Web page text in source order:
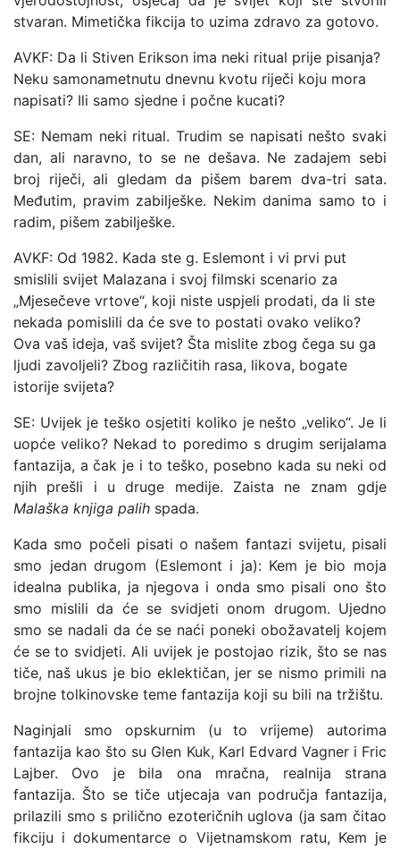
stvaran. Mimetička fikcija to uzima zdravo za gotovo.
AVKF: Da li Stiven Erikson ima neki ritual prije pisanja?
Neku samonametnutu dnevnu kvotu riječi koju mora
napisati? Ili samo sjedne i počne kucati?
SE: Nemam neki ritual. Trudim se napisati nešto svaki
dan, ali naravno, to se ne dešava. Ne zadajem sebi
broj riječi, ali gledam da pišem barem dva-tri sata.
Međutim, pravim zabilješke. Nekim danima samo to i
radim, pišem zabilješke.
AVKF: Od 1982. Kada ste g. Eslemont i vi prvi put
smislili svijet Malazana i svoj filmski scenario za
„Mjesečeve vrtove“, koji niste uspjeli prodati, da li ste
nekada pomislili da će sve to postati ovako veliko?
Ova vaš ideja, vaš svijet? Šta mislite zbog čega su ga
ljudi zavoljeli? Zbog različitih rasa, likova, bogate
istorije svijeta?
SE: Uvijek je teško osjetiti koliko je nešto „veliko“. Je li
uopće veliko? Nekad to poredimo s drugim serijalama
fantazija, a čak je i to teško, posebno kada su neki od
njih prešli i u druge medije. Zaista ne znam gdje
Malaška knjiga palih spada.
Kada smo počeli pisati o našem fantazi svijetu, pisali
smo jedan drugom (Eslemont i ja): Kem je bio moja
idealna publika, ja njegova i onda smo pisali ono što
smo mislili da će se svidjeti onom drugom. Ujedno
smo se nadali da će se naći poneki obožavatelj kojem
će se to svidjeti. Ali uvijek je postojao rizik, što se nas
tiče, naš ukus je bio eklektičan, jer se nismo primili na
brojne tolkinovske teme fantazija koji su bili na tržištu.
Naginjali smo opskurnim (u to vrijeme) autorima
fantazija kao što su Glen Kuk, Karl Edvard Vagner i Fric
Lajber. Ovo je bila ona mračna, realnija strana
fantazija. Što se tiče utjecaja van područja fantazija,
prilazili smo s prilično ezoteričnih uglova (ja sam čitao
fikciju i dokumentarce o Vijetnamskom ratu, Kem je